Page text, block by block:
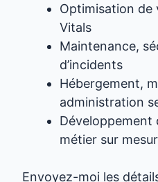
Optimisation de
Vitals
Maintenance,
d’incidents
Hébergement,
administration
métier sur
Envoyez-moi les